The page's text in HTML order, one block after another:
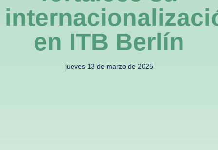
en ITB Berlín
jueves 13 de marzo de 2025